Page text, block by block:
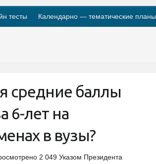
тесты Календарно — тематические планы
средние баллы
6-лет на
в вузы?
2 049 Указом Президента